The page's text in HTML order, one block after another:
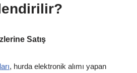
Satış
, hurda elektronik alımı yapan